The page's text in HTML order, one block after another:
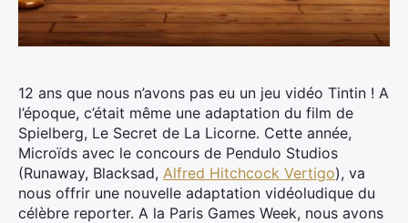
12 ans que nous n’avons pas eu un jeu vidéo Tintin ! A
l’époque, c’était même une adaptation du film de
Spielberg, Le Secret de La Licorne. Cette année,
Microïds avec le concours de Pendulo Studios
(Runaway, Blacksad, Alfred Hitchcock Vertigo), va
nous offrir une nouvelle adaptation vidéoludique du
célèbre reporter. A la Paris Games Week, nous avons